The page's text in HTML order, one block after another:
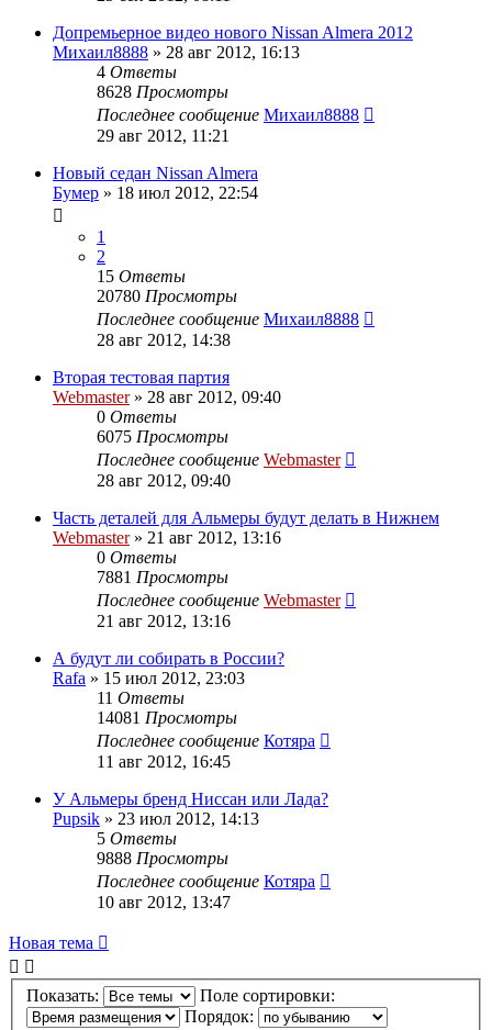
Допремьерное видео нового Nissan Almera 2012
Михаил8888 » 28 авг 2012, 16:13
4 Ответы
8628 Просмотры
Последнее сообщение Михаил8888
29 авг 2012, 11:21
Новый седан Nissan Almera
Бумер » 18 июл 2012, 22:54
1
2
15 Ответы
20780 Просмотры
Последнее сообщение Михаил8888
28 авг 2012, 14:38
Вторая тестовая партия
Webmaster» 28 авг 2012, 09:40
0 Ответы
6075 Просмотры
Последнее сообщение Webmaster
28 авг 2012, 09:40
Часть деталей для Альмеры будут делать в Нижнем
Webmaster» 21 авг 2012, 13:16
0 Ответы
7881 Просмотры
Последнее сообщение Webmaster
21 авг 2012, 13:16
А будут ли собирать в России?
Rafa » 15 июл 2012, 23:03
11 Ответы
14081 Просмотры
Последнее сообщение Котяра
11 авг 2012, 16:45
У Альмеры бренд Ниссан или Лада?
Pupsik » 23 июл 2012, 14:13
5 Ответы
9888 Просмотры
Последнее сообщение Котяра
10 авг 2012, 13:47
Новая тема
Показать:
Поле сортировки:
Порядок: